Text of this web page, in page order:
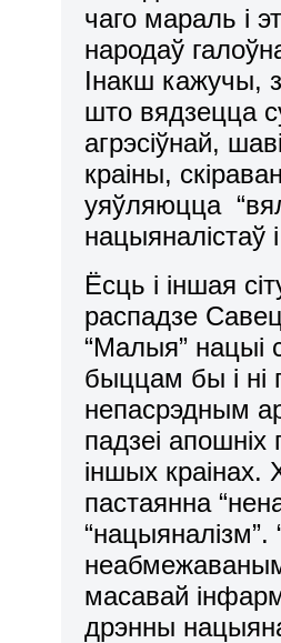
чаго мараль i
народаў
Iнакш кажучы,
што вядзецца
агрэсiўнай,
краiны,
уяўляюцца
нацыяналiстаў
Ёсць i iншая
распадзе
“Малыя” нацыi
быццам бы i нi
непасрэдным
падзеi апошнiх
iншых краiнах.
пастаянна
масавай
дрэнны